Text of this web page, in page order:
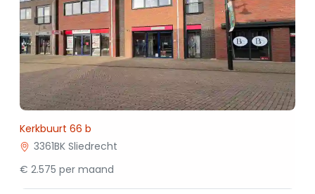
Kerkbuurt 66 b
3361BK Sliedrecht
€ 2.575 per maand